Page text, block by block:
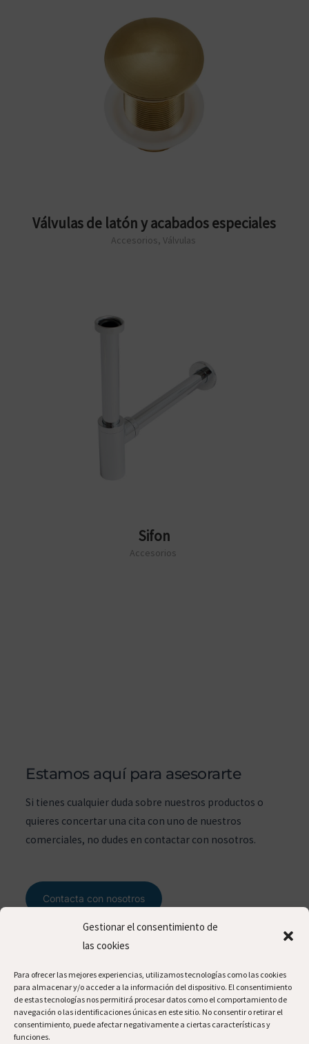
Gestionar el consentimiento de
las cookies
Para ofrecer las mejores experiencias, utilizamos tecnologías como las cookies
para almacenar y/o acceder a la información del dispositivo. El consentimiento
de estas tecnologías nos permitirá procesar datos como el comportamiento de
navegación o las identificaciones únicas en este sitio. No consentir o retirar el
consentimiento, puede afectar negativamente a ciertas características y
funciones.
Válvulas de latón y acabados especiales
Accesorios, Válvulas
Sifon
Accesorios
Estamos aquí para asesorarte
Si tienes cualquier duda sobre nuestros productos o
quieres concertar una cita con uno de nuestros
comerciales, no dudes en contactar con nosotros.
Contacta con nosotros
contacto
c/ Bras del Alter, 54. 46469, Beniparrell (Valencia -